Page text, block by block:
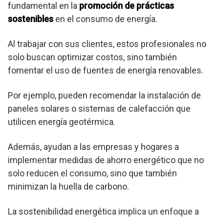
fundamental en la promoción de prácticas
sostenibles en el consumo de energía.
Al trabajar con sus clientes, estos profesionales no
solo buscan optimizar costos, sino también
fomentar el uso de fuentes de energía renovables.
Por ejemplo, pueden recomendar la instalación de
paneles solares o sistemas de calefacción que
utilicen energía geotérmica.
Además, ayudan a las empresas y hogares a
implementar medidas de ahorro energético que no
solo reducen el consumo, sino que también
minimizan la huella de carbono.
La sostenibilidad energética implica un enfoque a